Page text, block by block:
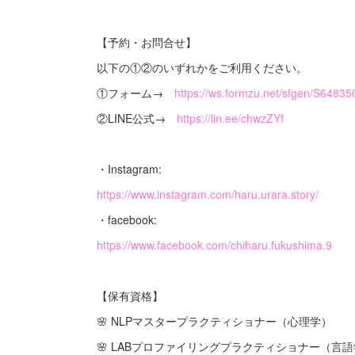
【予約・お問合せ】
以下の①②のいずれかをご利用ください。
①フォーム→ https://ws.formzu.net/sfgen/
②LINE公式→ https://lin.ee/chwzZYf
・Instagram:
https://www.instagram.com/haru.urara.story/
・facebook:
https://www.facebook.com/chiharu.fukushima.9
【保有資格】
🌸 NLPマスタープラクティショナー（心理学）
🌸 LABプロファイリングプラクティショナー（言語